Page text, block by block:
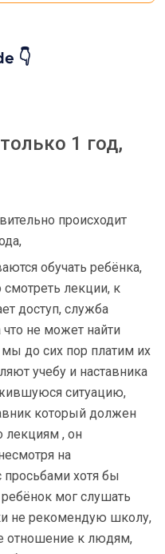
👇
1 год,
происходит
обучать ребёнка,
смотреть лекции, к
доступ, служба
не может найти
мы до сих пор платим их
учебу и наставника
ситуацию,
который должен
лекциям , он
на
хотя бы
мог слушать
не рекомендую школу,
отношение к людям,